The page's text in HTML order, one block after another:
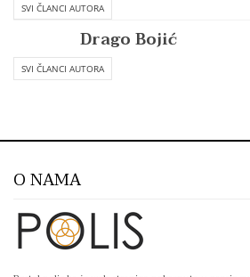
SVI ČLANCI AUTORA
Drago Bojić
SVI ČLANCI AUTORA
O NAMA